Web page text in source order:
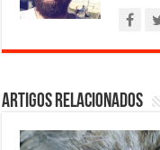
Artigos relacionados